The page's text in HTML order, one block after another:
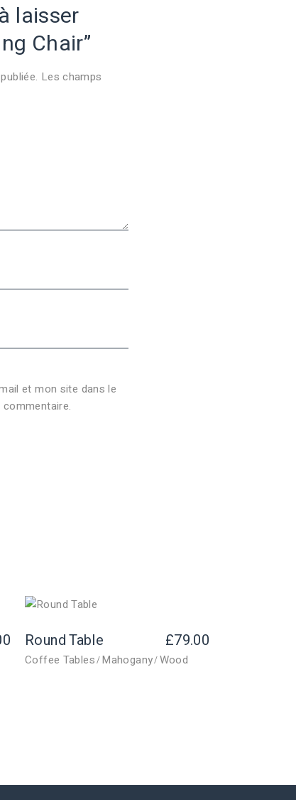
laisser
Chair”
Les champs
et mon site dans le
Round Table £79.00
Coffee Tables Mahogany Wood